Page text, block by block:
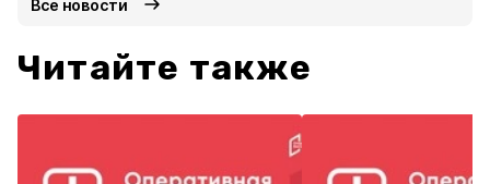
Все новости
Читайте также